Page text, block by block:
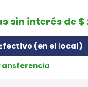
sin interés de $
(en el local)